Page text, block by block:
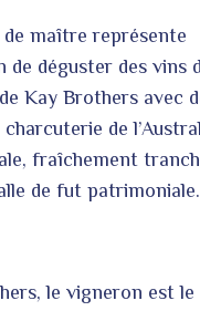
de maître représente
de déguster des vins
Kay Brothers avec
de
fraîchement
de fut patrimoniale.
le vigneron est le